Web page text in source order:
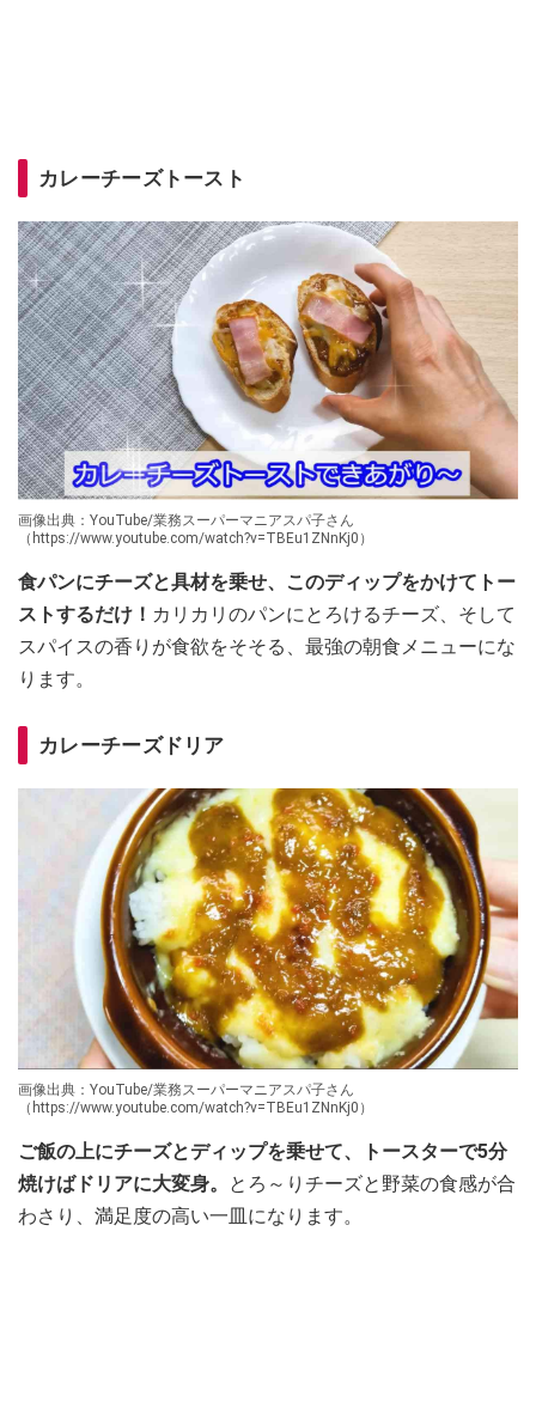
カレーチーズトースト
画像出典：YouTube/業務スーパーマニアスパ子さん
（https://www.youtube.com/watch?v=TBEu1ZNnKj0）
食パンにチーズと具材を乗せ、このディップをかけてトー
ストするだけ！ カリカリのパンにとろけるチーズ、そして
スパイスの香りが食欲をそそる、最強の朝食メニューにな
ります。
カレーチーズドリア
画像出典：YouTube/業務スーパーマニアスパ子さん
（https://www.youtube.com/watch?v=TBEu1ZNnKj0）
ご飯の上にチーズとディップを乗せて、トースターで5分
焼けばドリアに大変身。
とろ～りチーズと野菜の食感が合
わさり、満足度の高い一皿になります。